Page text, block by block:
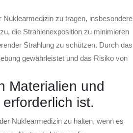
zu tragen, insbesondere
die Strahlenexposition zu minimieren
Strahlung zu schützen. Durch das
gewährleistet und das Risiko von
Materialien und
ist.
Nuklearmedizin zu halten, wenn es